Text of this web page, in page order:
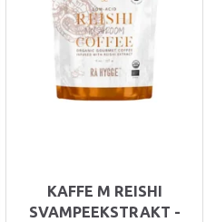
KAFFE M REISHI
SVAMPEEKSTRAKT -